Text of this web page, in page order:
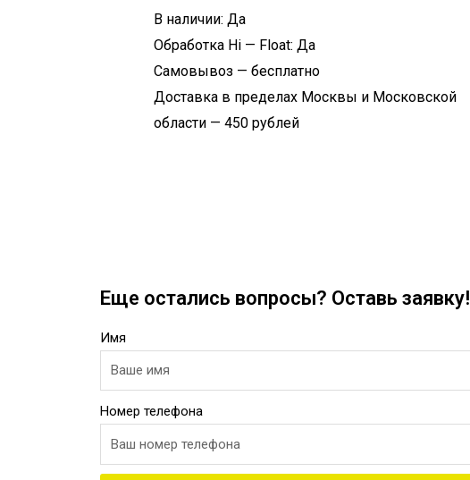
В наличии: Да
Обработка Hi — Float: Да
Самовывоз — бесплатно
Доставка в пределах Москвы и Московской
области — 450 рублей
Еще остались вопросы? Оставь заявку!
Имя
Номер телефона